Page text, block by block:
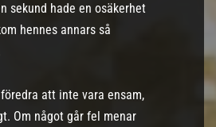
sekund hade en osäkerhet
hennes annars så
att inte vara ensam,
Om något går fel menar